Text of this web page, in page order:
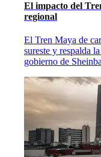
El impacto del
regional
El Tren Maya de
sureste y respalda
gobierno de